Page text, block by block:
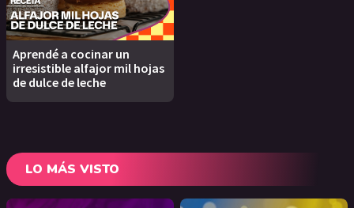
Aprendé a cocinar un
irresistible alfajor mil hojas
de dulce de leche
LO MÁS VISTO